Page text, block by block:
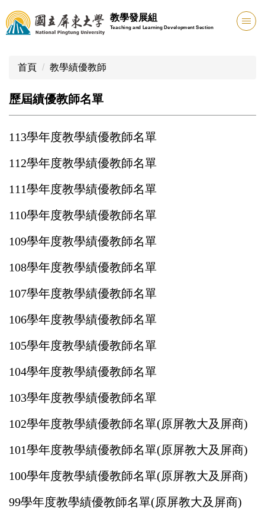
跳
到
主
區
教學發展組
Teaching and Learning Development Section
首頁 教學績優教師
歷屆績優教師名單
113學年度教學績優教師名單
112學年度教學績優教師名單
111學年度教學績優教師名單
110學年度教學績優教師名單
109學年度教學績優教師名單
108學年度教學績優教師名單
107學年度教學績優教師名單
106學年度教學績優教師名單
105學年度教學績優教師名單
104學年度教學績優教師名單
103學年度教學績優教師名單
102學年度教學績優教師名單(原屏教大及屏商)
101學年度教學績優教師名單(原屏教大及屏商)
100學年度教學績優教師名單(原屏教大及屏商)
99學年度教學績優教師名單(原屏教大及屏商)